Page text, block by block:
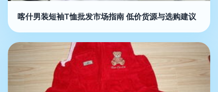
喀什男装短袖T恤批发市场指南 低价货源与选购建议